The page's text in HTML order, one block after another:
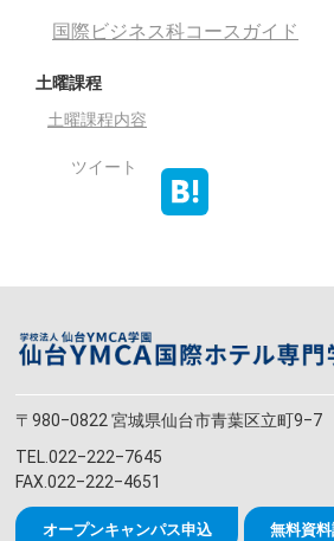
国際ビジネス科コースガイド
土曜課程
土曜課程内容
ツイート
〒980‒0822 宮城県仙台市青葉区立町
TEL.022‒222‒7645
FAX.022‒222‒4651
オープンキャンパス申込 無料資